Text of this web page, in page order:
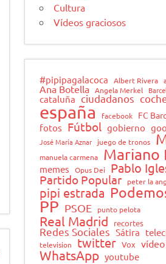
Cultura
Vídeos graciosos
#pipipagalacoca Albert Rivera
Ana Botella Angela Merkel
cataluña ciudadanos
españa facebook FC
fotos Fútbol gobierno
José María Aznar juego de tronos
manuela carmena Mariano
memes Opus Dei Pablo
Partido Popular peter la
pipi estrada
PP PSOE punto pelota
Real Madrid recortes
Redes Sociales Sátira
television twitter Vox vídeo
WhatsApp youtube